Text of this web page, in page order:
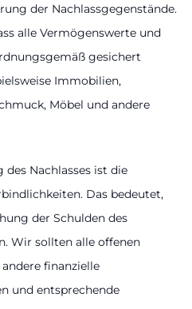
der Nachlassgegenstände.
alle Vermögenswerte und
gesichert
Immobilien,
Möbel und andere
des Nachlasses ist die
Das bedeutet,
der Schulden des
Wir sollten alle offenen
finanzielle
und entsprechende